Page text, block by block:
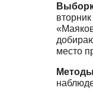
место